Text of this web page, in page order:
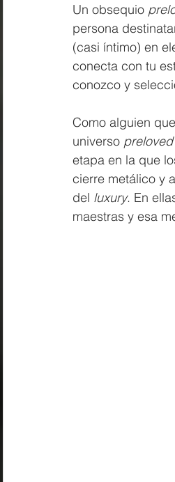
Un obsequio
persona
(casi íntimo) en
conecta con tu
conozco y
Como alguien
universo preloved
etapa en la que
cierre metálico y
del luxury. En
maestras y esa